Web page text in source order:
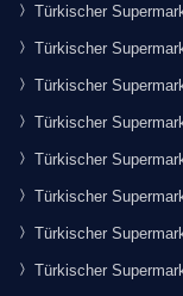
Türkischer
Türkischer
Türkischer
Türkischer
Türkischer
Türkischer
Türkischer
Türkischer